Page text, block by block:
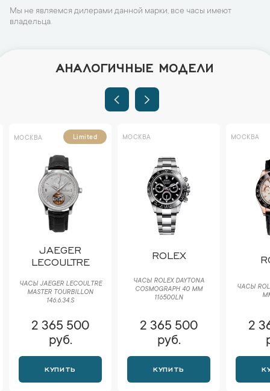
Мы не являемся дилерами данной марки, все часы имеют
владельца.
АНАЛОГИЧНЫЕ МОДЕЛИ
МОСКВА Limited
JAEGER
LECOULTRE
ЧАСЫ JAEGER LECOULTRE
MASTER TOURBILLON
146.6.34.S
2 365 500
руб.
КУПИТЬ
МОСКВА
ROLEX
ЧАСЫ ROLEX DAYTONA
COSMOGRAPH 40 ММ
116500LN
2 365 500
руб.
КУПИТЬ
МОСКВА
ЧАСЫ
2